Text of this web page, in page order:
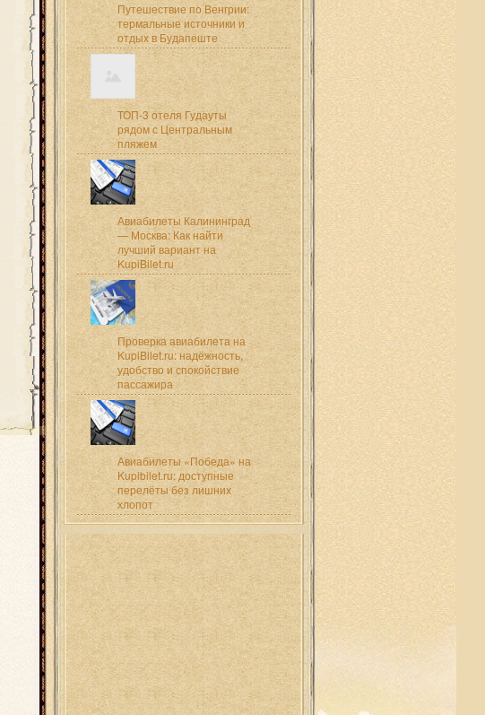
Путешествие по Венгрии:
термальные источники и
отдых в Будапеште
ТОП-3 отеля Гудауты
рядом с Центральным
пляжем
Авиабилеты Калининград
— Москва: Как найти
лучший вариант на
KupiBilet.ru
Проверка авиабилета на
KupiBilet.ru: надёжность,
удобство и спокойствие
пассажира
Авиабилеты «Победа» на
Kupibilet.ru: доступные
перелёты без лишних
хлопот